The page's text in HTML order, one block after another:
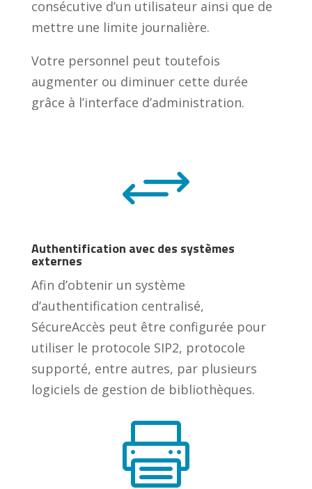
consécutive d’un utilisateur ainsi que de
mettre une limite journalière.
Votre personnel peut toutefois
augmenter ou diminuer cette durée
grâce à l’interface d’administration.
+
Authentification avec des systèmes
externes
Afin d’obtenir un système
d’authentification centralisé,
SécureAccès peut être configurée pour
utiliser le protocole SIP2, protocole
supporté, entre autres, par plusieurs
logiciels de gestion de bibliothèques.
